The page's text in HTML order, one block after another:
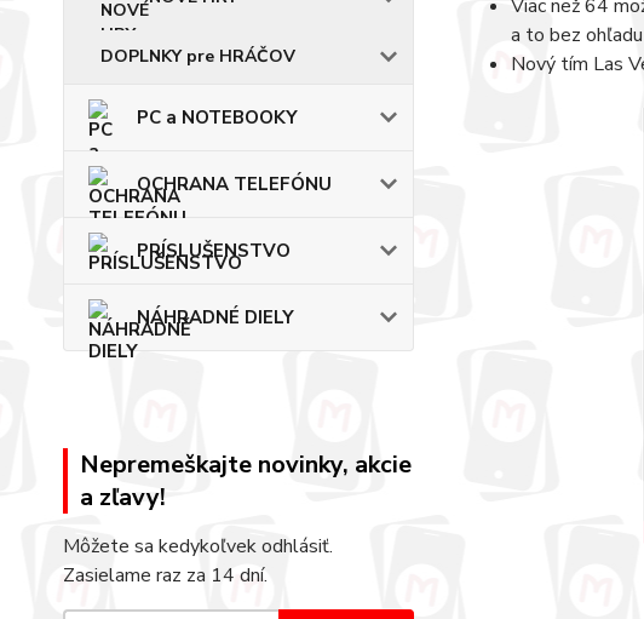
DOPLNKY pre HRÁČOV
PC a NOTEBOOKY
OCHRANA TELEFÓNU
PRÍSLUŠENSTVO
NÁHRADNÉ DIELY
Nepremeškajte novinky, akcie
a zľavy!
Môžete sa kedykoľvek odhlásiť.
Zasielame raz za 14 dní.
Viac než 64
a to bez
Nový tím Las